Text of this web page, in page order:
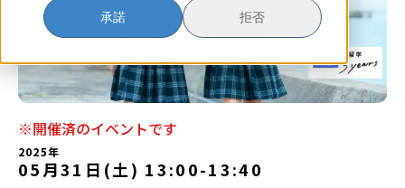
承諾 拒否
マガジン
奨学金について
？ イベント参加方法
会員登録 MYページログイン
※開催済のイベントです
2025年
05月31日(土) 13:00-13:40